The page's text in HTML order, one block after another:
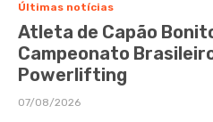
Últimas notícias
Atleta de Capão
Campeonato
Powerlifting
07/08/2026